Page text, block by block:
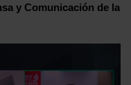
y Comunicación de la